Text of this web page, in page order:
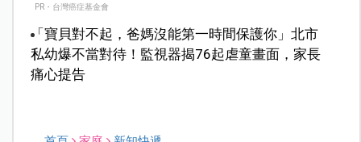
PR・台灣癌症基金會
「寶貝對不起，爸媽沒能第一時間保護你」北市
私幼爆不當對待！監視器揭76起虐童畫面，家長
痛心提告